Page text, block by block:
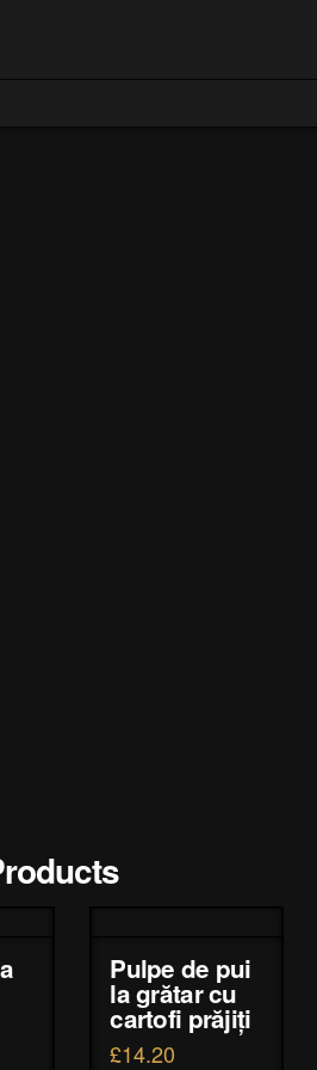
Pulpe de pui
la grătar cu
cartofi prăjiți
£14.20